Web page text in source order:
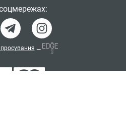
просування —